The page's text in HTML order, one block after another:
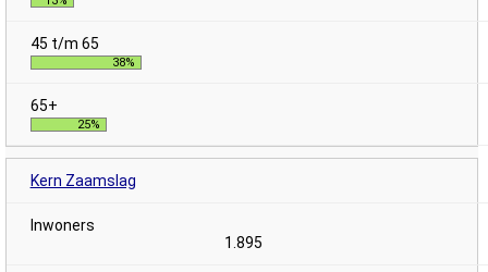
38%
25%
Kern Zaamslag
1.895